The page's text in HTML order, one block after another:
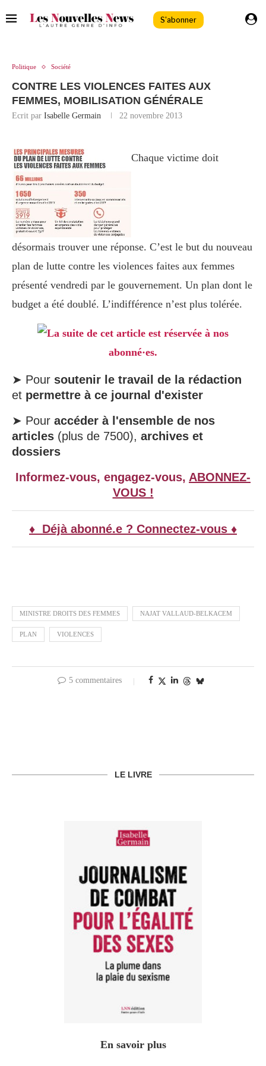
S'abonner
Politique Société
CONTRE LES VIOLENCES FAITES AUX
FEMMES, MOBILISATION GÉNÉRALE
Ecrit par Isabelle Germain 22 novembre 2013
Chaque victime doit
désormais trouver une réponse. C’est le but du nouveau
plan de lutte contre les violences faites aux femmes
présenté vendredi par le gouvernement. Un plan dont le
budget a été doublé. L’indifférence n’est plus tolérée.
La suite de cet article est réservée à nos
abonné·es.
➤ Pour soutenir le travail de la rédaction
et permettre à ce journal d'exister
➤ Pour accéder à l'ensemble de nos
articles (plus de 7500), archives et
dossiers
Informez-vous, engagez-vous, ABONNEZ-
VOUS !
♦ Déjà abonné.e ? Connectez-vous ♦
MINISTRE DROITS DES FEMMES NAJAT VALLAUD-BELKACEM
PLAN VIOLENCES
5 commentaires
LE LIVRE
En savoir plus